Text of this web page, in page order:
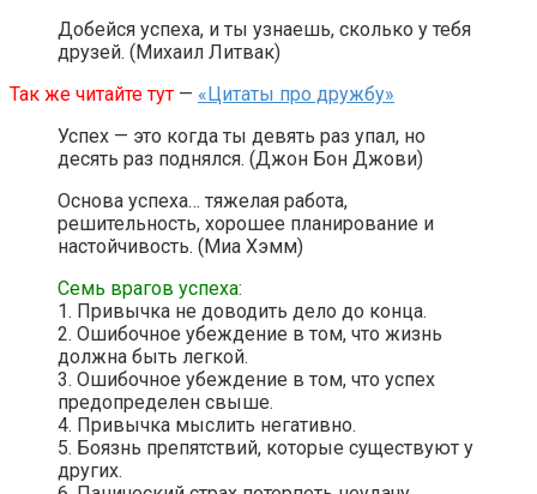
Добейся успеха, и ты узнаешь, сколько у тебя
друзей. (Михаил Литвак)
Так же читайте тут — «Цитаты про дружбу»
Успех — это когда ты девять раз упал, но
десять раз поднялся. (Джон Бон Джови)
Основа успеха… тяжелая работа,
решительность, хорошее планирование и
настойчивость. (Миа Хэмм)
Семь врагов успеха:
1. Привычка не доводить дело до конца.
2. Ошибочное убеждение в том, что жизнь
должна быть легкой.
3. Ошибочное убеждение в том, что успех
предопределен свыше.
4. Привычка мыслить негативно.
5. Боязнь препятствий, которые существуют у
других.